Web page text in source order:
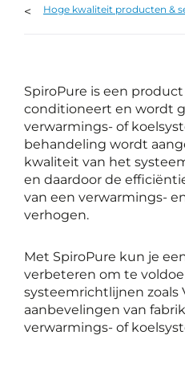
Hoge kwaliteit producten &
SpiroPure is een
conditioneert en wordt
verwarmings- of
behandeling wordt
kwaliteit van het
en daardoor de
van een verwarmings-
verhogen.
Met SpiroPure kun je
verbeteren om te
systeemrichtlijnen zoals
aanbevelingen van
verwarmings- of